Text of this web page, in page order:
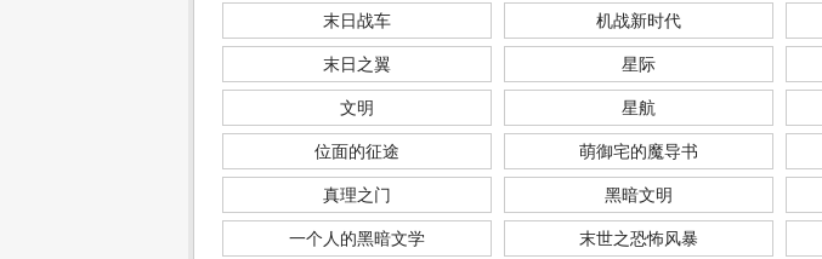
末日战车 机战新时代
末日之翼 星际
文明 星航
位面的征途 萌御宅的魔导书
真理之门 黑暗文明
一个人的黑暗文学 末世之恐怖风暴